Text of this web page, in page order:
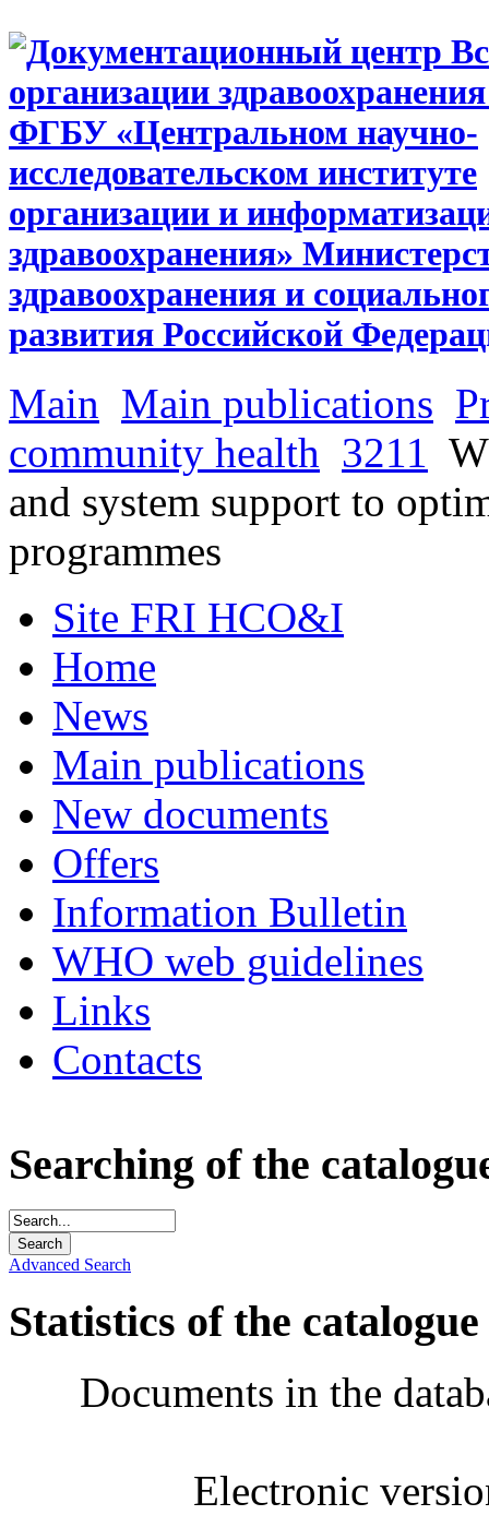
Main Main publications
community health 3211
and system support to
programmes
Site FRI HCO&I
Home
News
Main publications
New documents
Offers
Information Bulletin
WHO web guidelines
Links
Contacts
Searching of the
Advanced Search
Statistics of the catalogue
Documents in the
Electronic